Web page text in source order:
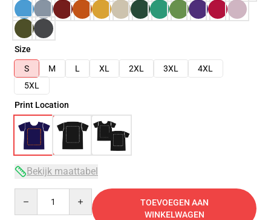
Size
S
M L XL 2XL 3XL
4XL
5XL
Print Location
Bekijk maattabel
TOEVOEGEN AAN
WINKELWAGEN